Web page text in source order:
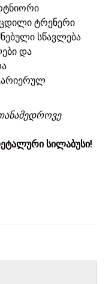
ტრენერი
სწავლება
და
სილაბუსი!